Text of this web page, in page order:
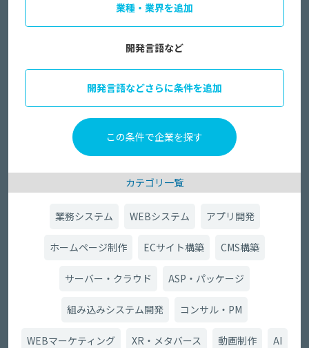
業種・業界を追加
開発言語など
開発言語などさらに条件を追加
カテゴリ一覧
業務システム WEBシステム アプリ開発
ホームページ制作 ECサイト構築 CMS構築
サーバー・クラウド ASP・パッケージ
組み込みシステム開発 コンサル・PM
WEBマーケティング XR・メタバース 動画制作 AI